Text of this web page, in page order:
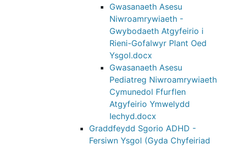
Gwasanaeth Asesu
Niwroamrywiaeth -
Gwybodaeth Atgyfeirio i
Rieni-Gofalwyr Plant Oed
Ysgol.docx
Gwasanaeth Asesu
Pediatreg Niwroamrywiaeth
Cymunedol Ffurflen
Atgyfeirio Ymwelydd
Iechyd.docx
Graddfeydd Sgorio ADHD -
Fersiwn Ysgol (Gyda Chyfeiriad